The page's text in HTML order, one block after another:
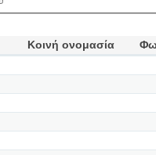
Κοινή ονομασία